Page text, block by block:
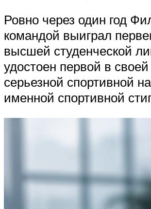
Ровно через один год
командой выиграл
высшей студенческой
удостоен первой в
серьезной спортивной
именной спортивной